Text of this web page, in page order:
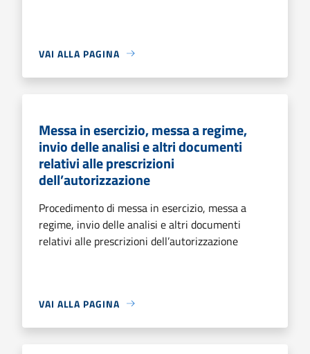
VAI ALLA PAGINA
Messa in esercizio, messa a regime,
invio delle analisi e altri documenti
relativi alle prescrizioni
dell’autorizzazione
Procedimento di messa in esercizio, messa a
regime, invio delle analisi e altri documenti
relativi alle prescrizioni dell’autorizzazione
VAI ALLA PAGINA